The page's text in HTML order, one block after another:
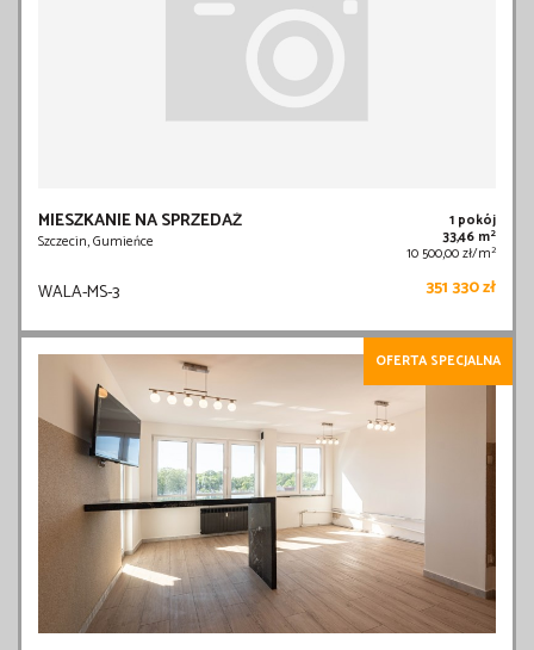
MIESZKANIE NA SPRZEDAŻ
Szczecin, Gumieńce
1 pokój
33,46 m2
10 500,00 zł/m2
WALA-MS-3 351 330 zł
OFERTA SPECJALNA